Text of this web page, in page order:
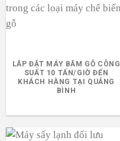
LẮP ĐẶT MÁY BĂM GỖ CÔNG
SUẤT 10 TẤN/GIỜ ĐẾN
KHÁCH HÀNG TẠI QUẢNG
BÌNH